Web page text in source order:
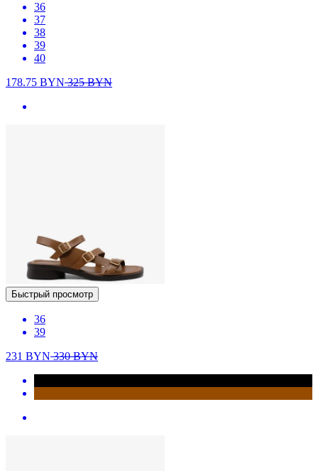
36
37
38
39
40
178.75 BYN325BYN
Быстрый просмотр
36
39
231 BYN330BYN